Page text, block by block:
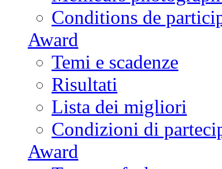
Conditions de
Award
Temi e scadenze
Risultati
Lista dei migliori
Condizioni di
Award